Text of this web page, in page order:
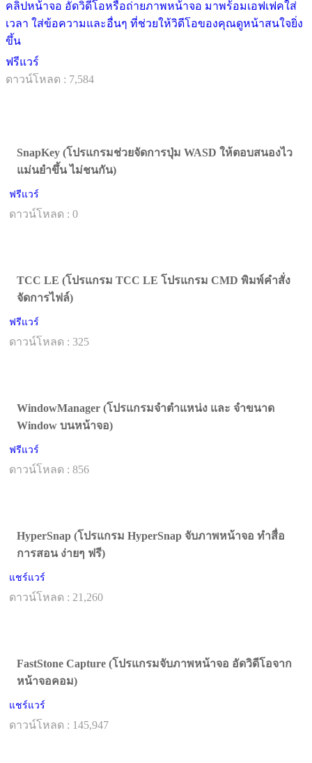
คลิปหน้าจอ อัดวิดีโอหรือถ่ายภาพหน้าจอ มาพร้อมเอฟเฟคใส่
เวลา ใส่ข้อความและอื่นๆ ที่ช่วยให้วิดีโอของคุณดูหน้าสนใจยิ่ง
ขึ้น
ฟรีแวร์
ดาวน์โหลด : 7,584
SnapKey (โปรแกรมช่วยจัดการปุ่ม WASD ให้ตอบสนองไว
แม่นยำขึ้น ไม่ชนกัน)
ฟรีแวร์
ดาวน์โหลด : 0
TCC LE (โปรแกรม TCC LE โปรแกรม CMD พิมพ์คำสั่ง
จัดการไฟล์)
ฟรีแวร์
ดาวน์โหลด : 325
WindowManager (โปรแกรมจำตำแหน่ง และ จำขนาด
Window บนหน้าจอ)
ฟรีแวร์
ดาวน์โหลด : 856
HyperSnap (โปรแกรม HyperSnap จับภาพหน้าจอ ทำสื่อ
การสอน ง่ายๆ ฟรี)
แชร์แวร์
ดาวน์โหลด : 21,260
FastStone Capture (โปรแกรมจับภาพหน้าจอ อัดวิดีโอจาก
หน้าจอคอม)
แชร์แวร์
ดาวน์โหลด : 145,947